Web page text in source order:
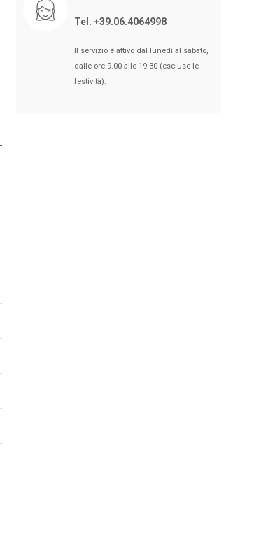
Tel. +39.06.4064998
Il servizio è attivo dal lunedì al sabato,
dalle ore 9.00 alle 19.30 (escluse le
festività).